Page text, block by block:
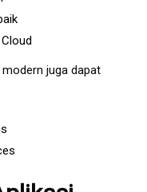
juga dapat